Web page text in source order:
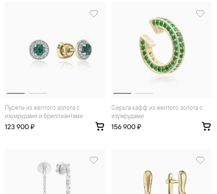
Пусеты из желтого золота с
изумрудами и бриллиантами
123 900 ₽
Серьга кафф из желтого золота с
изумрудами
156 900 ₽